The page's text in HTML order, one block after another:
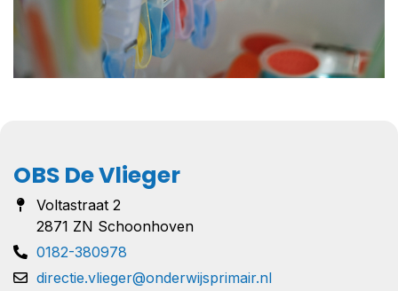
OBS De Vlieger
Voltastraat 2
2871 ZN Schoonhoven
0182-380978
directie.vlieger@onderwijsprimair.nl